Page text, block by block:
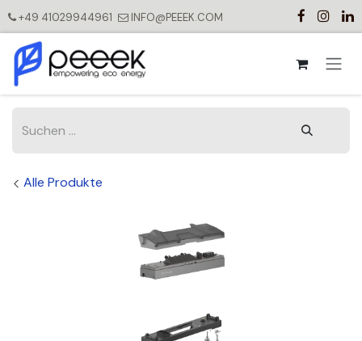
+49 41029944961 INFO@PEEEK.COM
Alle Produkte